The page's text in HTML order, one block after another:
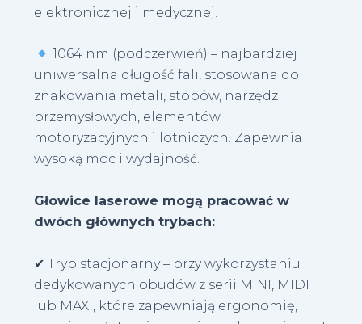
elektronicznej i medycznej.
1064 nm (podczerwień) – najbardziej
uniwersalna długość fali, stosowana do
znakowania metali, stopów, narzędzi
przemysłowych, elementów
motoryzacyjnych i lotniczych. Zapewnia
wysoką moc i wydajność.
Głowice laserowe mogą pracować w
dwóch głównych trybach:
✔ Tryb stacjonarny – przy wykorzystaniu
dedykowanych obudów z serii MINI, MIDI
lub MAXI, które zapewniają ergonomię,